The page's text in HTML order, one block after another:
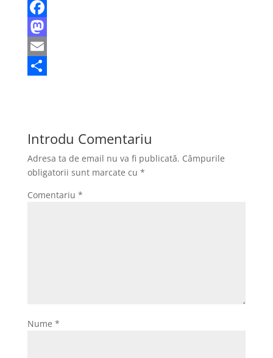
F
a
c
o
k
M
a
d
o
E
lt
a
e
Introdu Comentariu
Adresa ta de email nu va fi publicată. Câmpurile
obligatorii sunt marcate cu *
Comentariu *
Nume *